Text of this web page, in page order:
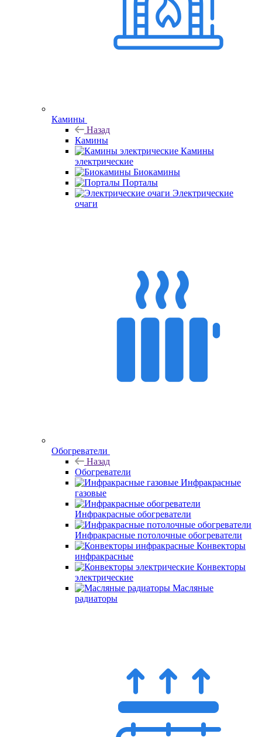
Камины
Назад
Камины
Камины
электрические
Биокамины
Порталы
Электрические
очаги
Обогреватели
Назад
Обогреватели
Инфракрасные
газовые
Инфракрасные обогреватели
Инфракрасные потолочные обогреватели
Конвекторы
инфракрасные
Конвекторы
электрические
Масляные
радиаторы